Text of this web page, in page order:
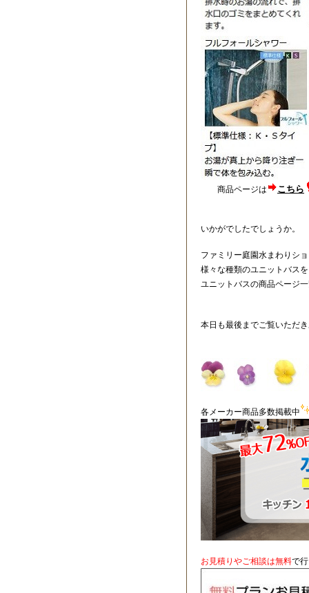
商品ページは こちら
いかがでしたでしょうか。
ファミリー庭園水まわりシ
様々な種類のユニットバス
ユニットバスの商品ページ
本日も最後までご覧いただ
各メーカー商品多数掲載中
お見積りやご相談は無料で